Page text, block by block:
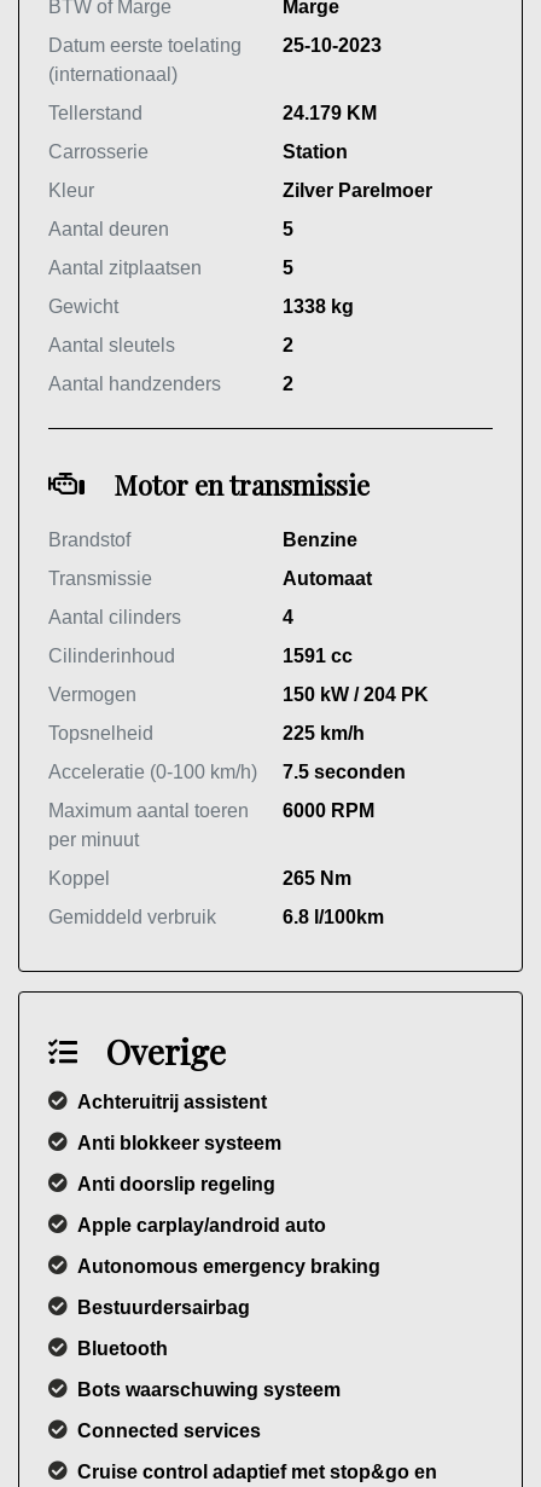
BTW of Marge
Marge
Datum eerste toelating
(internationaal)
25-10-2023
Tellerstand
24.179 KM
Carrosserie
Station
Kleur
Zilver Parelmoer
Aantal deuren
5
Aantal zitplaatsen
5
Gewicht
1338 kg
Aantal sleutels
2
Aantal handzenders
2
Motor en transmissie
Brandstof
Benzine
Transmissie
Automaat
Aantal cilinders
4
Cilinderinhoud
1591 cc
Vermogen
150 kW / 204 PK
Topsnelheid
225 km/h
Acceleratie (0-100 km/h)
7.5 seconden
Maximum aantal toeren
per minuut
6000 RPM
Koppel
265 Nm
Gemiddeld verbruik
6.8 l/100km
Overige
Achteruitrij assistent
Anti blokkeer systeem
Anti doorslip regeling
Apple carplay/android auto
Autonomous emergency braking
Bestuurdersairbag
Bluetooth
Bots waarschuwing systeem
Connected services
Cruise control adaptief met stop&go en